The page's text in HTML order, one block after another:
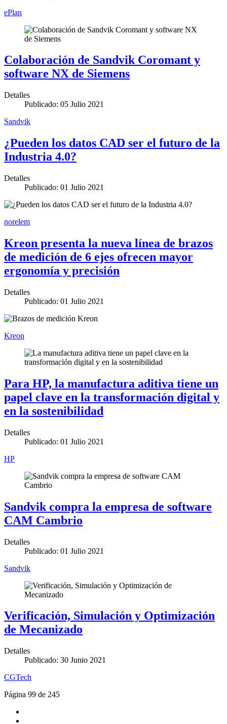
ePlan
Colaboración de Sandvik Coromant y
software NX de Siemens
Detalles
Publicado: 05 Julio 2021
Sandvik
¿Pueden los datos CAD ser el futuro de la
Industria 4.0?
Detalles
Publicado: 01 Julio 2021
norelem
Kreon presenta la nueva línea de brazos
de medición de 6 ejes ofrecen mayor
ergonomía y precisión
Detalles
Publicado: 01 Julio 2021
Kreon
Para HP, la manufactura aditiva tiene un
papel clave en la transformación digital y
en la sostenibilidad
Detalles
Publicado: 01 Julio 2021
HP
Sandvik compra la empresa de software
CAM Cambrio
Detalles
Publicado: 01 Julio 2021
Sandvik
Verificación, Simulación y Optimización
de Mecanizado
Detalles
Publicado: 30 Junio 2021
CGTech
Página 99 de 245